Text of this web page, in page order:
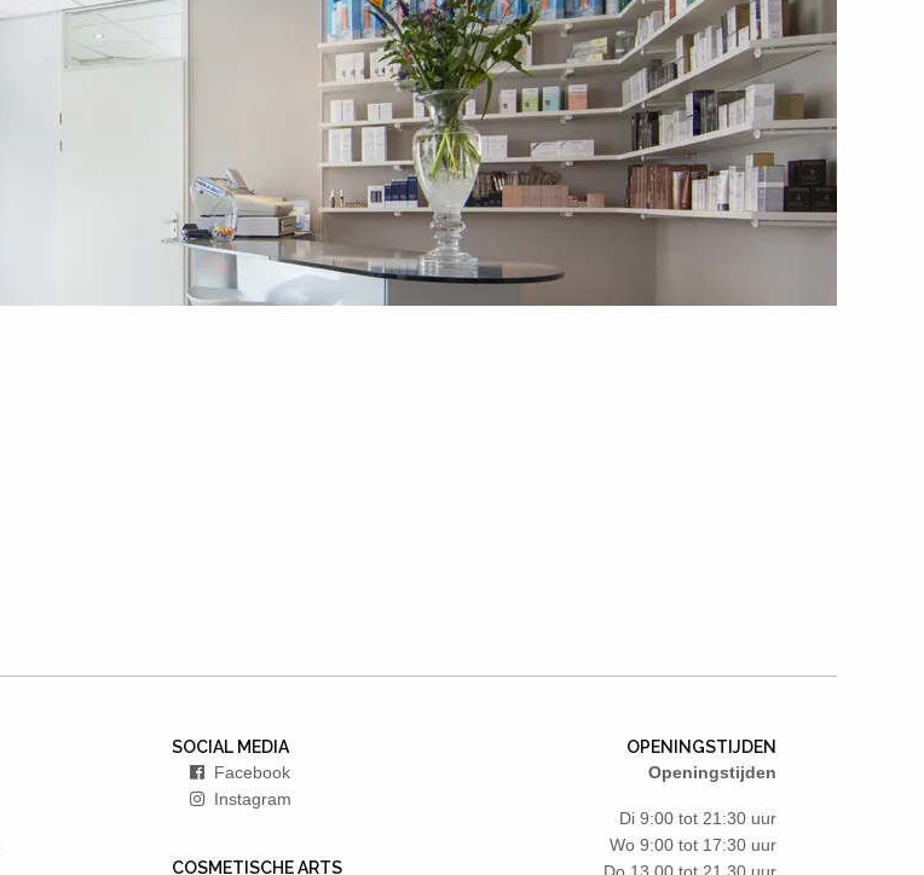
SOCIAL MEDIA
Facebook
Instagram
COSMETISCHE ARTS
OPENINGSTIJDEN
Openingstijden
Di 9:00 tot 21:30 uur
Wo 9:00 tot 17:30 uur
Do 13.00 tot 21.30 uur